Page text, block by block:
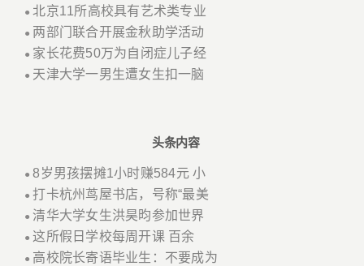
●北京11所高校具有艺术类专业
● 两部门联合开展金秋助学活动
● 家长花费50万为自闭症儿子经
● 天津大学一男生遭女生扣一脑
头条内容
●8岁男孩摆摊1小时赚584元 小
● 打卡杭州茑屋书店，号称“最美
● 清华大学女生洪昊昀参加世界
●这所假日学校每周开课 百余
● 高校院长寄语毕业生：不要成为